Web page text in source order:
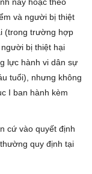
và người bị thiệt
(trong trường hợp
bị thiệt hại
lực hành vi dân sự
tuổi), nhưng không
I ban hành kèm
cứ vào quyết định
quy định tại